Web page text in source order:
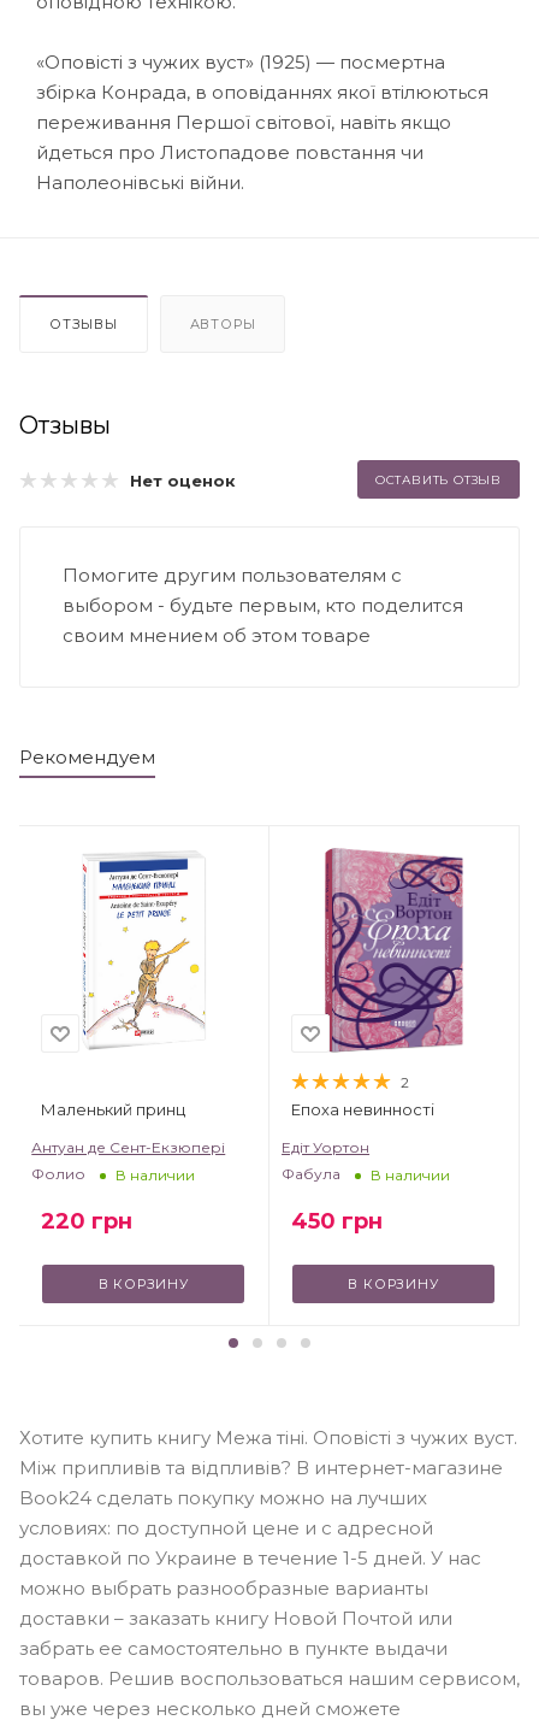
«Оповісті з чужих вуст» (1925) — посмертна
збірка Конрада, в оповіданнях якої втілюються
переживання Першої світової, навіть якщо
йдеться про Листопадове повстання чи
Наполеонівські війни.
ОТЗЫВЫ АВТОРЫ
Отзывы
Нет оценок ОСТАВИТЬ ОТЗЫВ
Помогите другим пользователям с
выбором - будьте первым, кто поделится
своим мнением об этом товаре
Рекомендуем
Маленький принц
Антуан де Сент-Екзюпері
Фолио
В наличии
220 грн
В КОРЗИНУ
2
Епоха невинності
Едіт Уортон
Фабула
В наличии
450 грн
В КОРЗИНУ
Хотите купить книгу Межа тіні. Оповісті з чужих вуст.
Між припливів та відпливів? В интернет-магазине
Book24 сделать покупку можно на лучших
условиях: по доступной цене и с адресной
доставкой по Украине в течение 1-5 дней. У нас
можно выбрать разнообразные варианты
доставки – заказать книгу Новой Почтой или
забрать ее самостоятельно в пункте выдачи
товаров. Решив воспользоваться нашим сервисом,
вы уже через несколько дней сможете